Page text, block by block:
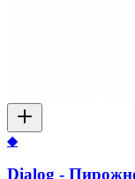
◆
Dialog -